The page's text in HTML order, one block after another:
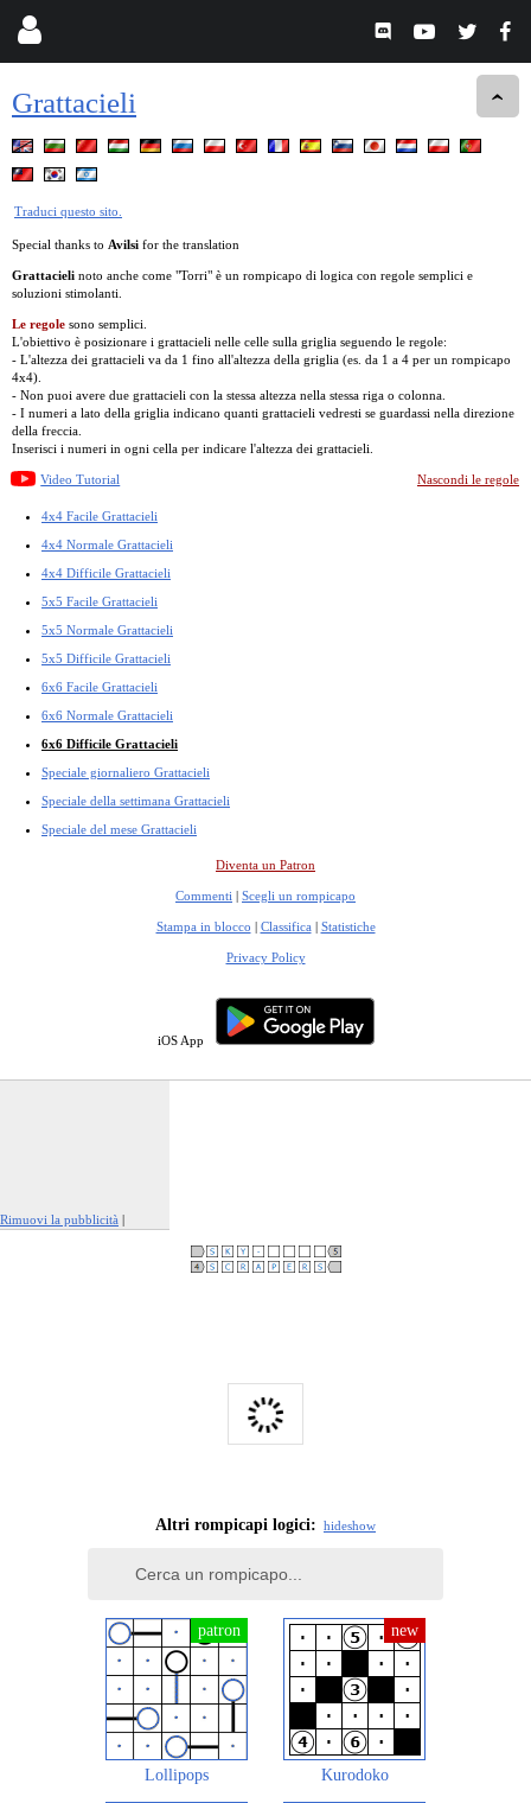
Grattacieli
Traduci questo sito.
Special thanks to Avilsi for the translation
Grattacieli noto anche come "Torri" è un rompicapo di logica con regole semplici e
soluzioni stimolanti.
Le regole sono semplici.
L'obiettivo è posizionare i grattacieli nelle celle sulla griglia seguendo le regole:
- L'altezza dei grattacieli va da 1 fino all'altezza della griglia (es. da 1 a 4 per un rompicapo
4x4).
- Non puoi avere due grattacieli con la stessa altezza nella stessa riga o colonna.
- I numeri a lato della griglia indicano quanti grattacieli vedresti se guardassi nella direzione
della freccia.
Inserisci i numeri in ogni cella per indicare l'altezza dei grattacieli.
Video Tutorial Nascondi le regole
4x4 Facile Grattacieli
4x4 Normale Grattacieli
4x4 Difficile Grattacieli
5x5 Facile Grattacieli
5x5 Normale Grattacieli
5x5 Difficile Grattacieli
6x6 Facile Grattacieli
6x6 Normale Grattacieli
6x6 Difficile Grattacieli
Speciale giornaliero Grattacieli
Speciale della settimana Grattacieli
Speciale del mese Grattacieli
Diventa un Patron
Commenti | Scegli un rompicapo
Stampa in blocco | Classifica | Statistiche
Privacy Policy
iOS App
Rimuovi la pubblicità |
Altri rompicapi logici: hideshow
Lollipops Kurodoko